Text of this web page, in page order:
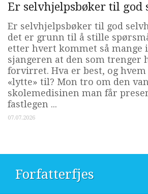
Er selvhjelpsbøker til god
Er selvhjelpsbøker til god
det er grunn til å stille
etter hvert kommet så mange
sjangeren at den som trenger
forvirret. Hva er best, og
«lytte» til? Mon tro om den
skolemedisinen man får
fastlegen ...
07.07.2026
Forfatterfjes